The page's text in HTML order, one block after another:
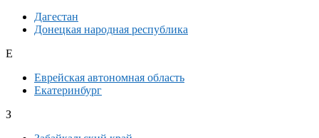
Дагестан
Донецкая народная республика
Е
Еврейская автономная область
Екатеринбург
З